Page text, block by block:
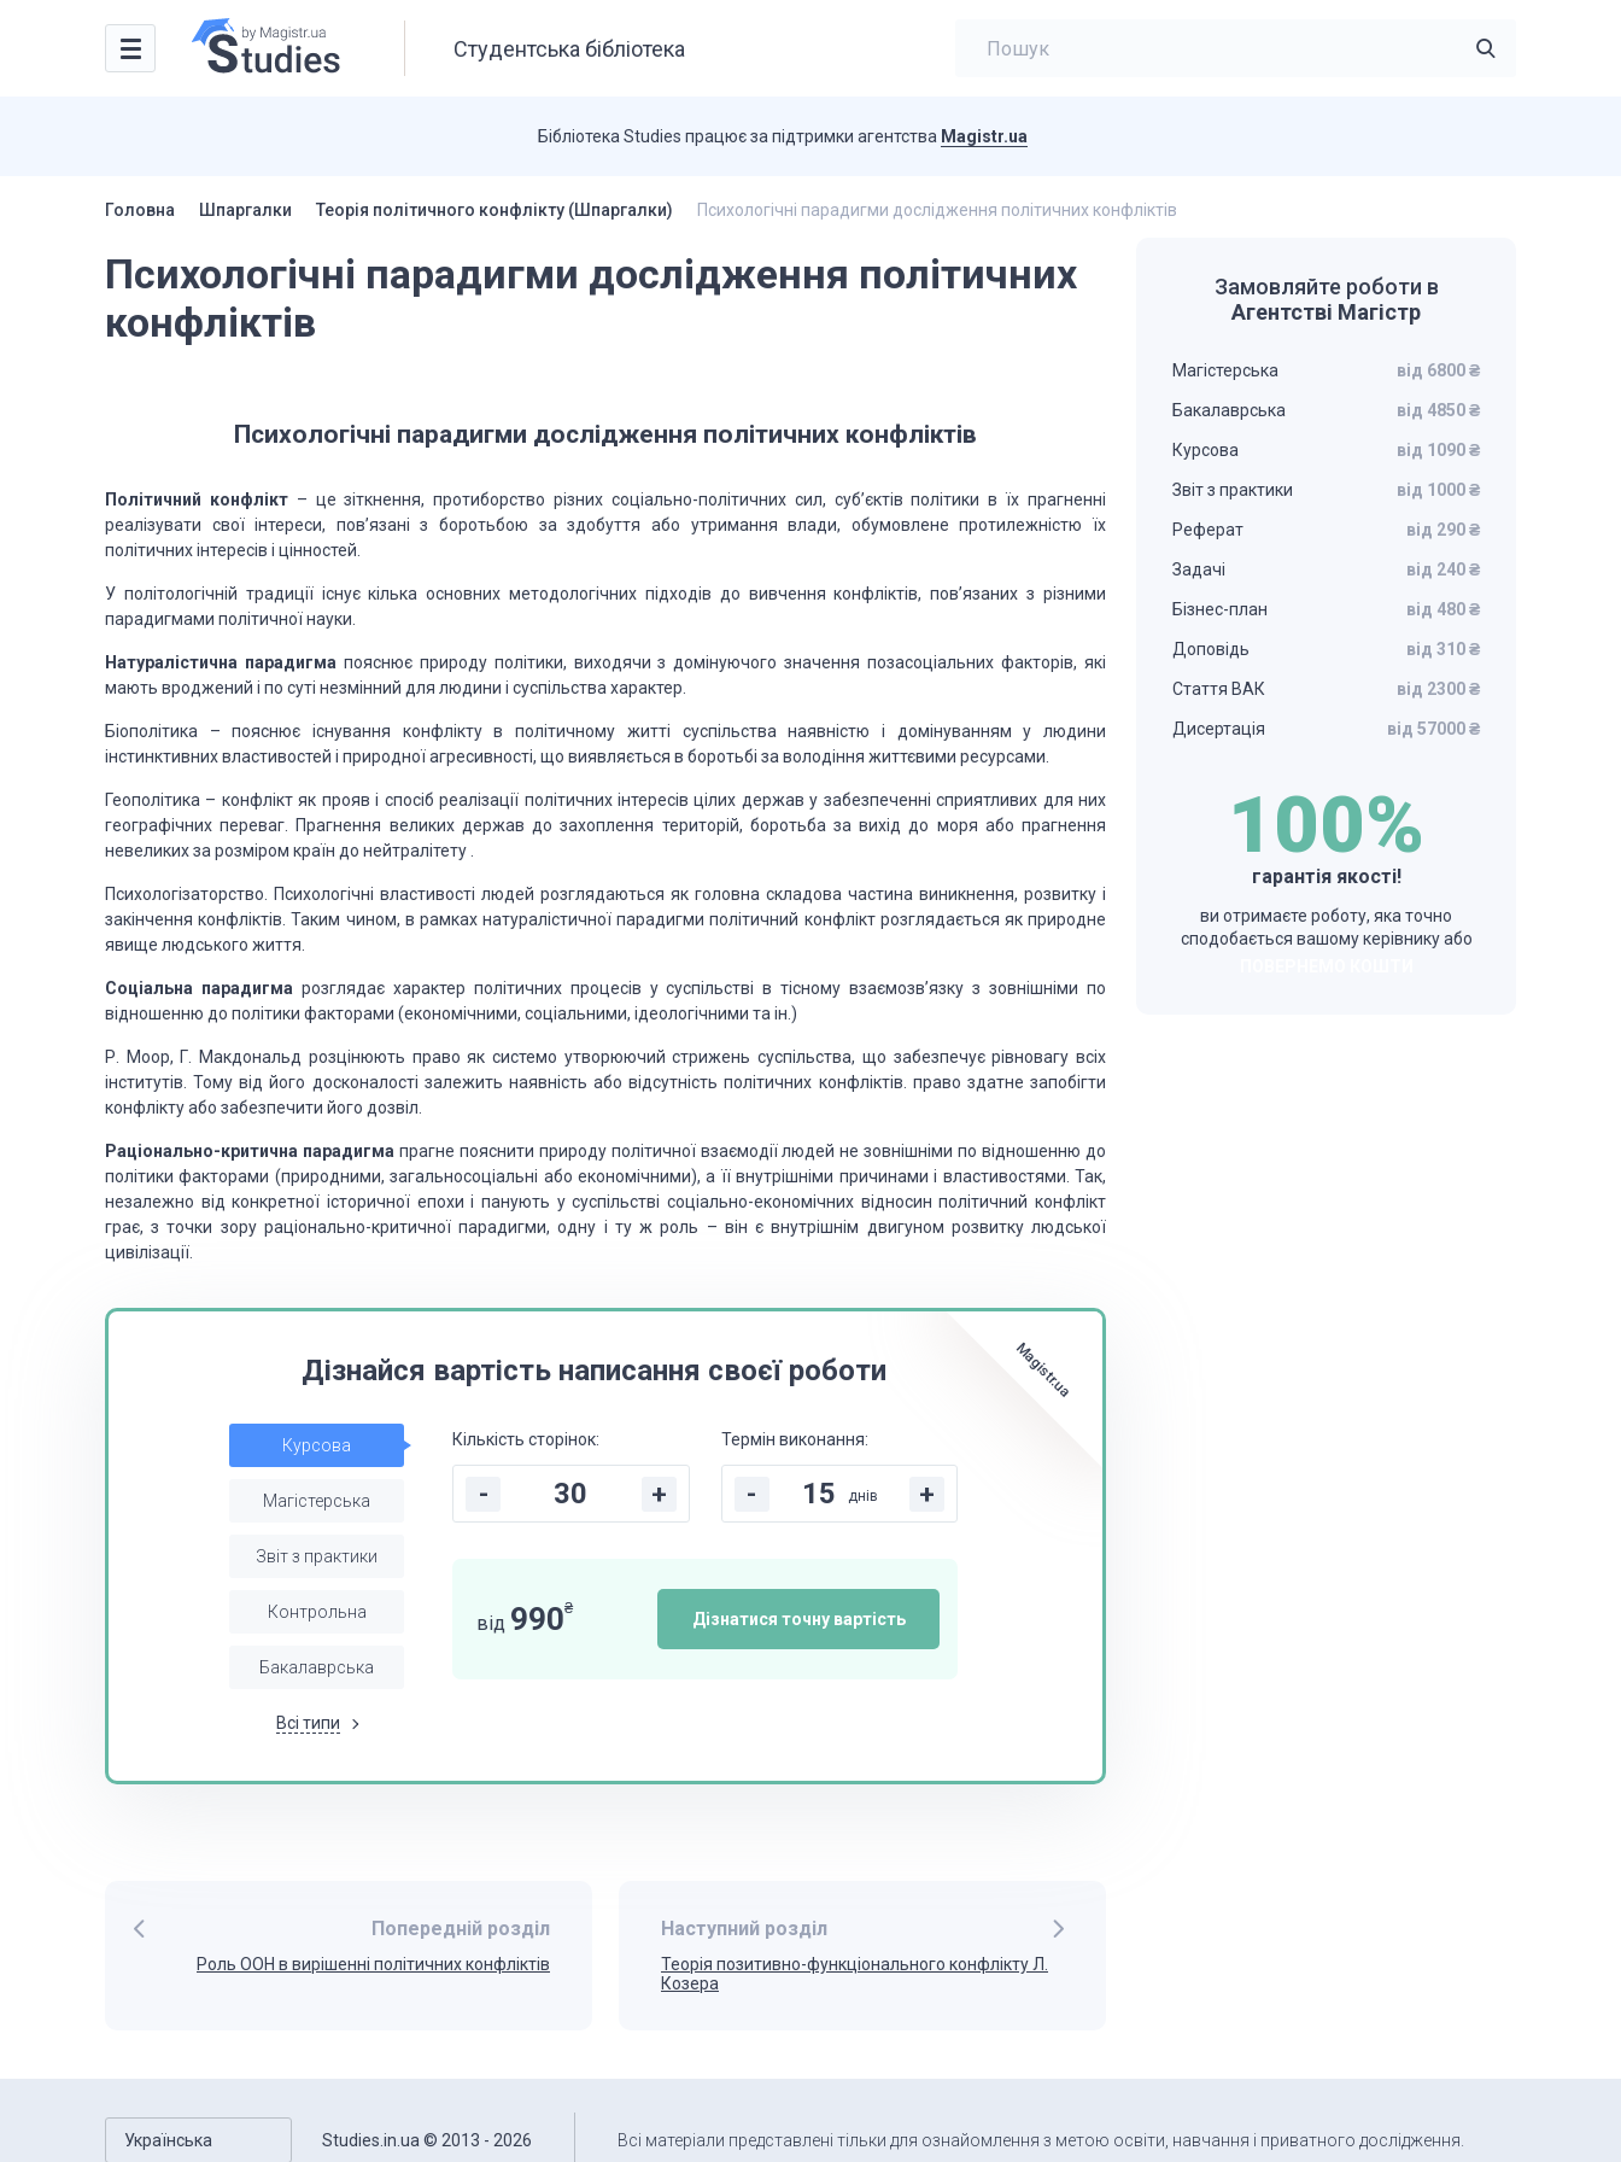
Студентська бібліотека
Бібліотека Studies працює за підтримки агентства Magistr.ua
Головна Шпаргалки Теорія політичного конфлікту (Шпаргалки) Психологічні парадигми дослідження політичних конфліктів
Психологічні парадигми дослідження політичних
конфліктів
Психологічні парадигми дослідження політичних конфліктів
Політичний конфлікт– це зіткнення, протиборство різних соціально-політичних сил, суб’єктів політики в їх прагненні
реалізувати свої інтереси, пов’язані з боротьбою за здобуття або утримання влади, обумовлене протилежністю їх
політичних інтересів і цінностей.
У політологічній традиції існує кілька основних методологічних підходів до вивчення конфліктів, пов’язаних з різними
парадигмами політичної науки.
Натуралістична парадигма пояснює природу політики, виходячи з домінуючого значення позасоціальних факторів, які
мають вроджений і по суті незмінний для людини і суспільства характер.
Біополітика – пояснює існування конфлікту в політичному житті суспільства наявністю і домінуванням у людини
інстинктивних властивостей і природної агресивності, що виявляється в боротьбі за володіння життєвими ресурсами.
Геополітика – конфлікт як прояв і спосіб реалізації політичних інтересів цілих держав у забезпеченні сприятливих для них
географічних переваг. Прагнення великих держав до захоплення територій, боротьба за вихід до моря або прагнення
невеликих за розміром країн до нейтралітету .
Психологізаторство. Психологічні властивості людей розглядаються як головна складова частина виникнення, розвитку і
закінчення конфліктів. Таким чином, в рамках натуралістичної парадигми політичний конфлікт розглядається як природне
явище людського життя.
Соціальна парадигма розглядає характер політичних процесів у суспільстві в тісному взаємозв’язку з зовнішніми по
відношенню до політики факторами (економічними, соціальними, ідеологічними та ін.)
Р. Моор, Г. Макдональд розцінюють право як системо утворюючий стрижень суспільства, що забезпечує рівновагу всіх
інститутів. Тому від його досконалості залежить наявність або відсутність політичних конфліктів. право здатне запобігти
конфлікту або забезпечити його дозвіл.
Раціонально-критична парадигма прагне пояснити природу політичної взаємодії людей не зовнішніми по відношенню до
політики факторами (природними, загальносоціальні або економічними), а її внутрішніми причинами і властивостями. Так,
незалежно від конкретної історичної епохи і панують у суспільстві соціально-економічних відносин політичний конфлікт
грає, з точки зору раціонально-критичної парадигми, одну і ту ж роль – він є внутрішнім двигуном розвитку людської
цивілізації.
Magistr.ua
Дізнайся вартість написання своєї роботи
Курсова
Магістерська
Звіт з практики
Контрольна
Бакалаврська
Всі типи
Кількість сторінок:
- +
Термін виконання:
- днів +
від 990₴
Дізнатися точну вартість
Попередній розділ
Роль ООН в вирішенні політичних конфліктів
Наступний розділ
Теорія позитивно-функціонального конфлікту Л.
Козера
Замовляйте роботи в
Агентстві Магістр
Магістерська від 6800 ₴
Бакалаврська від 4850 ₴
Курсова від 1090 ₴
Звіт з практики від 1000 ₴
Реферат від 290 ₴
Задачі від 240 ₴
Бізнес-план від 480 ₴
Доповідь від 310 ₴
Стаття ВАК від 2300 ₴
Дисертація від 57000 ₴
100%
гарантія якості!
ви отримаєте роботу, яка точно
сподобається вашому керівнику або
Українська Studies.in.ua © 2013 - 2026 Всі матеріали представлені тільки для ознайомлення з метою освіти, навчання і приватного дослідження.